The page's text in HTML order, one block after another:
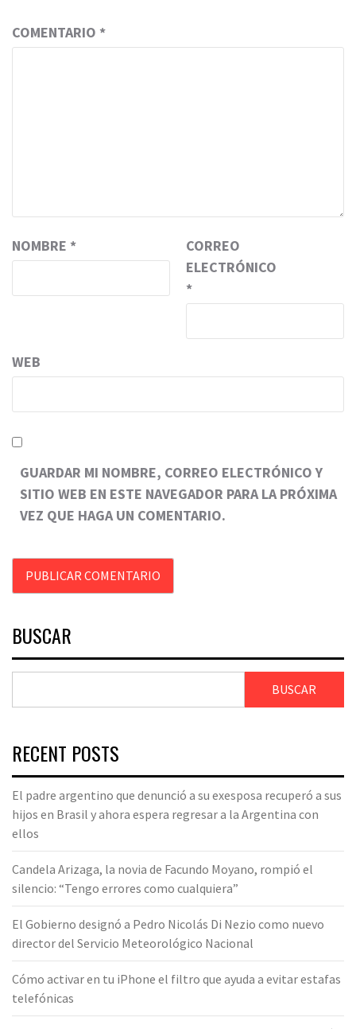
COMENTARIO *
NOMBRE *
CORREO
ELECTRÓNICO
*
WEB
GUARDAR MI NOMBRE, CORREO ELECTRÓNICO Y
SITIO WEB EN ESTE NAVEGADOR PARA LA PRÓXIMA
VEZ QUE HAGA UN COMENTARIO.
BUSCAR
BUSCAR
RECENT POSTS
El padre argentino que denunció a su exesposa recuperó a sus
hijos en Brasil y ahora espera regresar a la Argentina con
ellos
Candela Arizaga, la novia de Facundo Moyano, rompió el
silencio: “Tengo errores como cualquiera”
El Gobierno designó a Pedro Nicolás Di Nezio como nuevo
director del Servicio Meteorológico Nacional
Cómo activar en tu iPhone el filtro que ayuda a evitar estafas
telefónicas